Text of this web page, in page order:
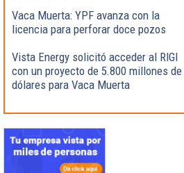
Vaca Muerta: YPF avanza con la
licencia para perforar doce pozos
Vista Energy solicitó acceder al RIGI
con un proyecto de 5.800 millones de
dólares para Vaca Muerta